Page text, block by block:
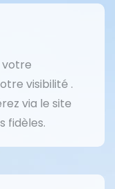
votre
visibilité .
via le site
fidèles.